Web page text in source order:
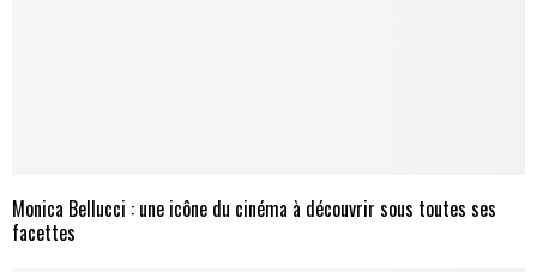
Monica Bellucci : une icône du cinéma à découvrir sous toutes ses
facettes